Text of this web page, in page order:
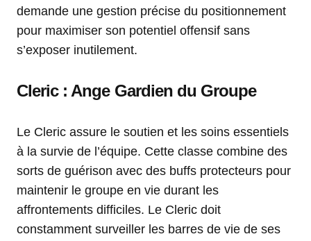
demande une gestion précise du positionnement
pour maximiser son potentiel offensif sans
s’exposer inutilement.
Cleric : Ange Gardien du Groupe
Le Cleric assure le soutien et les soins essentiels
à la survie de l’équipe. Cette classe combine des
sorts de guérison avec des buffs protecteurs pour
maintenir le groupe en vie durant les
affrontements difficiles. Le Cleric doit
constamment surveiller les barres de vie de ses